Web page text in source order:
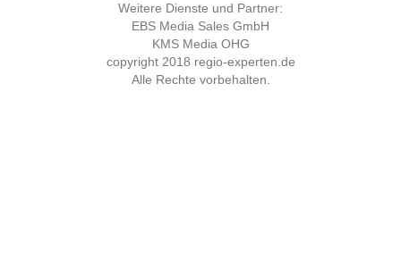
Weitere Dienste und Partner:
EBS Media Sales GmbH
KMS Media OHG
copyright 2018 regio-experten.de
Alle Rechte vorbehalten.